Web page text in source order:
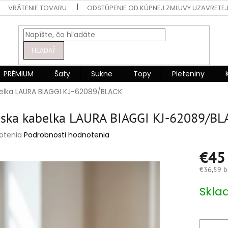
VRÁTENIE TOVARU ODSTÚPENIE OD KÚPNEJ ZMLUVY UZAVRETEJ
HĽADAŤ
PRÉMIUM Šaty Sukne Topy Pleteniny
LAURA BIAGGI KJ-62089/BLACK
kabelka LAURA BIAGGI KJ-62089/
Podrobnosti hodnotenia
€45
€36,59
cena: